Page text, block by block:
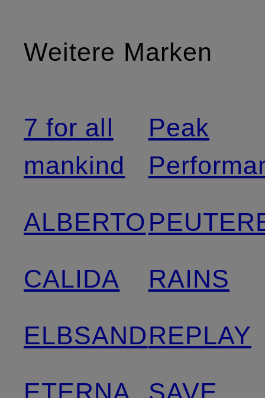
Weitere Marken
7 for all
mankind
ALBERTO
CALIDA
ELBSAND
ETERNA
Peak
RAINS
REPLAY
SAVE